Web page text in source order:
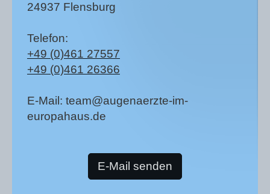
24937 Flensburg
Telefon:
+49 (0)461 27557
+49 (0)461 26366
E-Mail: team@augenaerzte-im-
europahaus.de
E-Mail senden